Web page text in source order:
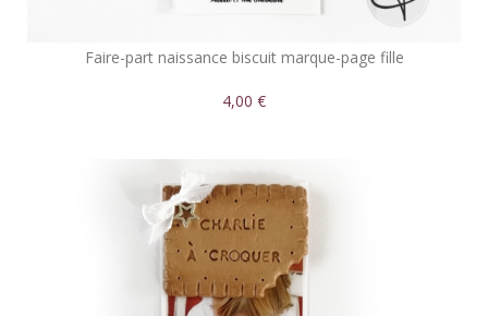
Faire-part naissance biscuit marque-page fille
4,00 €